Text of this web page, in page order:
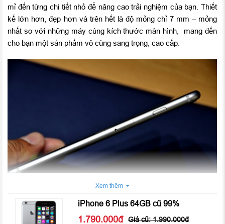
mỉ đến từng chi tiết nhỏ để nâng cao trải nghiệm của bạn. Thiết
kế lớn hơn, đẹp hơn và trên hết là độ mỏng chỉ 7 mm – mỏng
nhất so với những máy cùng kích thước màn hình, mang đến
cho bạn một sản phẩm vô cùng sang trọng, cao cấp.
Màn hình iPhone 6 Plus không chỉ lớn mà còn đẹp và sắc nét
Xem thêm
iPhone 6 Plus 64GB cũ 99%
1.790.000 1.990.000